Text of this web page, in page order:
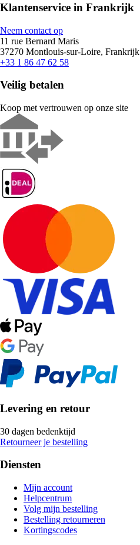
Klantenservice in Frankrijk
Neem contact op
11 rue Bernard Maris
37270 Montlouis-sur-Loire, Frankrijk
+33 1 86 47 62 58
Veilig betalen
Koop met vertrouwen op onze site
Levering en retour
30 dagen bedenktijd
Retourneer je bestelling
Diensten
Mijn account
Helpcentrum
Volg mijn bestelling
Bestelling retourneren
Kortingscodes